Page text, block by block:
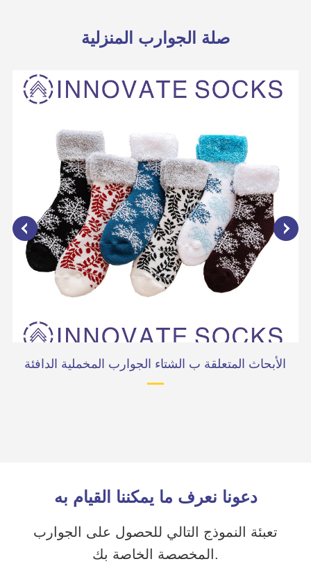
صلة الجوارب المنزلية
الأبحاث المتعلقة ب الشتاء الجوارب المخملية الدافئة
دعونا نعرف ما يمكننا القيام به
تعبئة النموذج التالي للحصول على الجوارب
المخصصة الخاصة بك.